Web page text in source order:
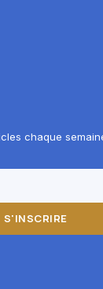
chaque
S'INSCRIRE